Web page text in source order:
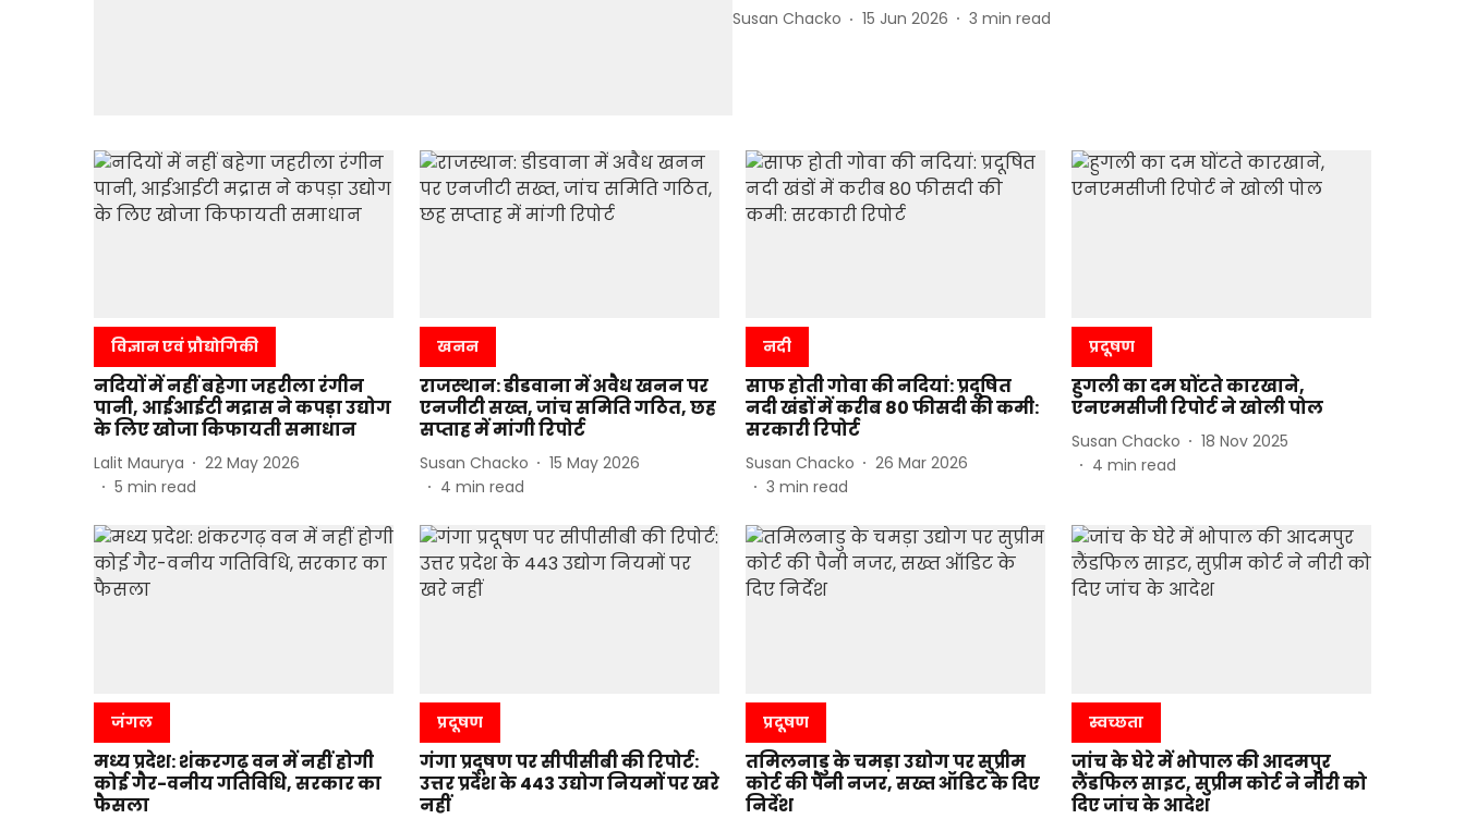
Susan Chacko 15 Jun 2026 3 min read
विज्ञान एवं प्रौद्योगिकी
नदियों में नहीं बहेगा जहरीला रंगीन
पानी, आईआईटी मद्रास ने कपड़ा उद्योग
के लिए खोजा किफायती समाधान
Lalit Maurya
22 May 2026
5 min read
खनन
राजस्थान: डीडवाना में अवैध खनन पर
एनजीटी सख्त, जांच समिति गठित, छह
सप्ताह में मांगी रिपोर्ट
Susan Chacko
15 May 2026
4 min read
नदी
साफ होती गोवा की नदियां: प्रदूषित
नदी खंडों में करीब 80 फीसदी की कमी:
सरकारी रिपोर्ट
Susan Chacko
26 Mar 2026
3 min read
प्रदूषण
हुगली का दम घोंटते कारखाने,
एनएमसीजी रिपोर्ट ने खोली पोल
Susan Chacko
18 Nov 2025
4 min read
जंगल
मध्य प्रदेश: शंकरगढ़ वन में नहीं होगी
कोई गैर-वनीय गतिविधि, सरकार का
फैसला
प्रदूषण
गंगा प्रदूषण पर सीपीसीबी की रिपोर्ट:
उत्तर प्रदेश के 443 उद्योग नियमों पर खरे
नहीं
प्रदूषण
तमिलनाडु के चमड़ा उद्योग पर सुप्रीम
कोर्ट की पैनी नजर, सख्त ऑडिट के दिए
निर्देश
स्वच्छता
जांच के घेरे में भोपाल की आदमपुर
लैंडफिल साइट, सुप्रीम कोर्ट ने नीरी को
दिए जांच के आदेश